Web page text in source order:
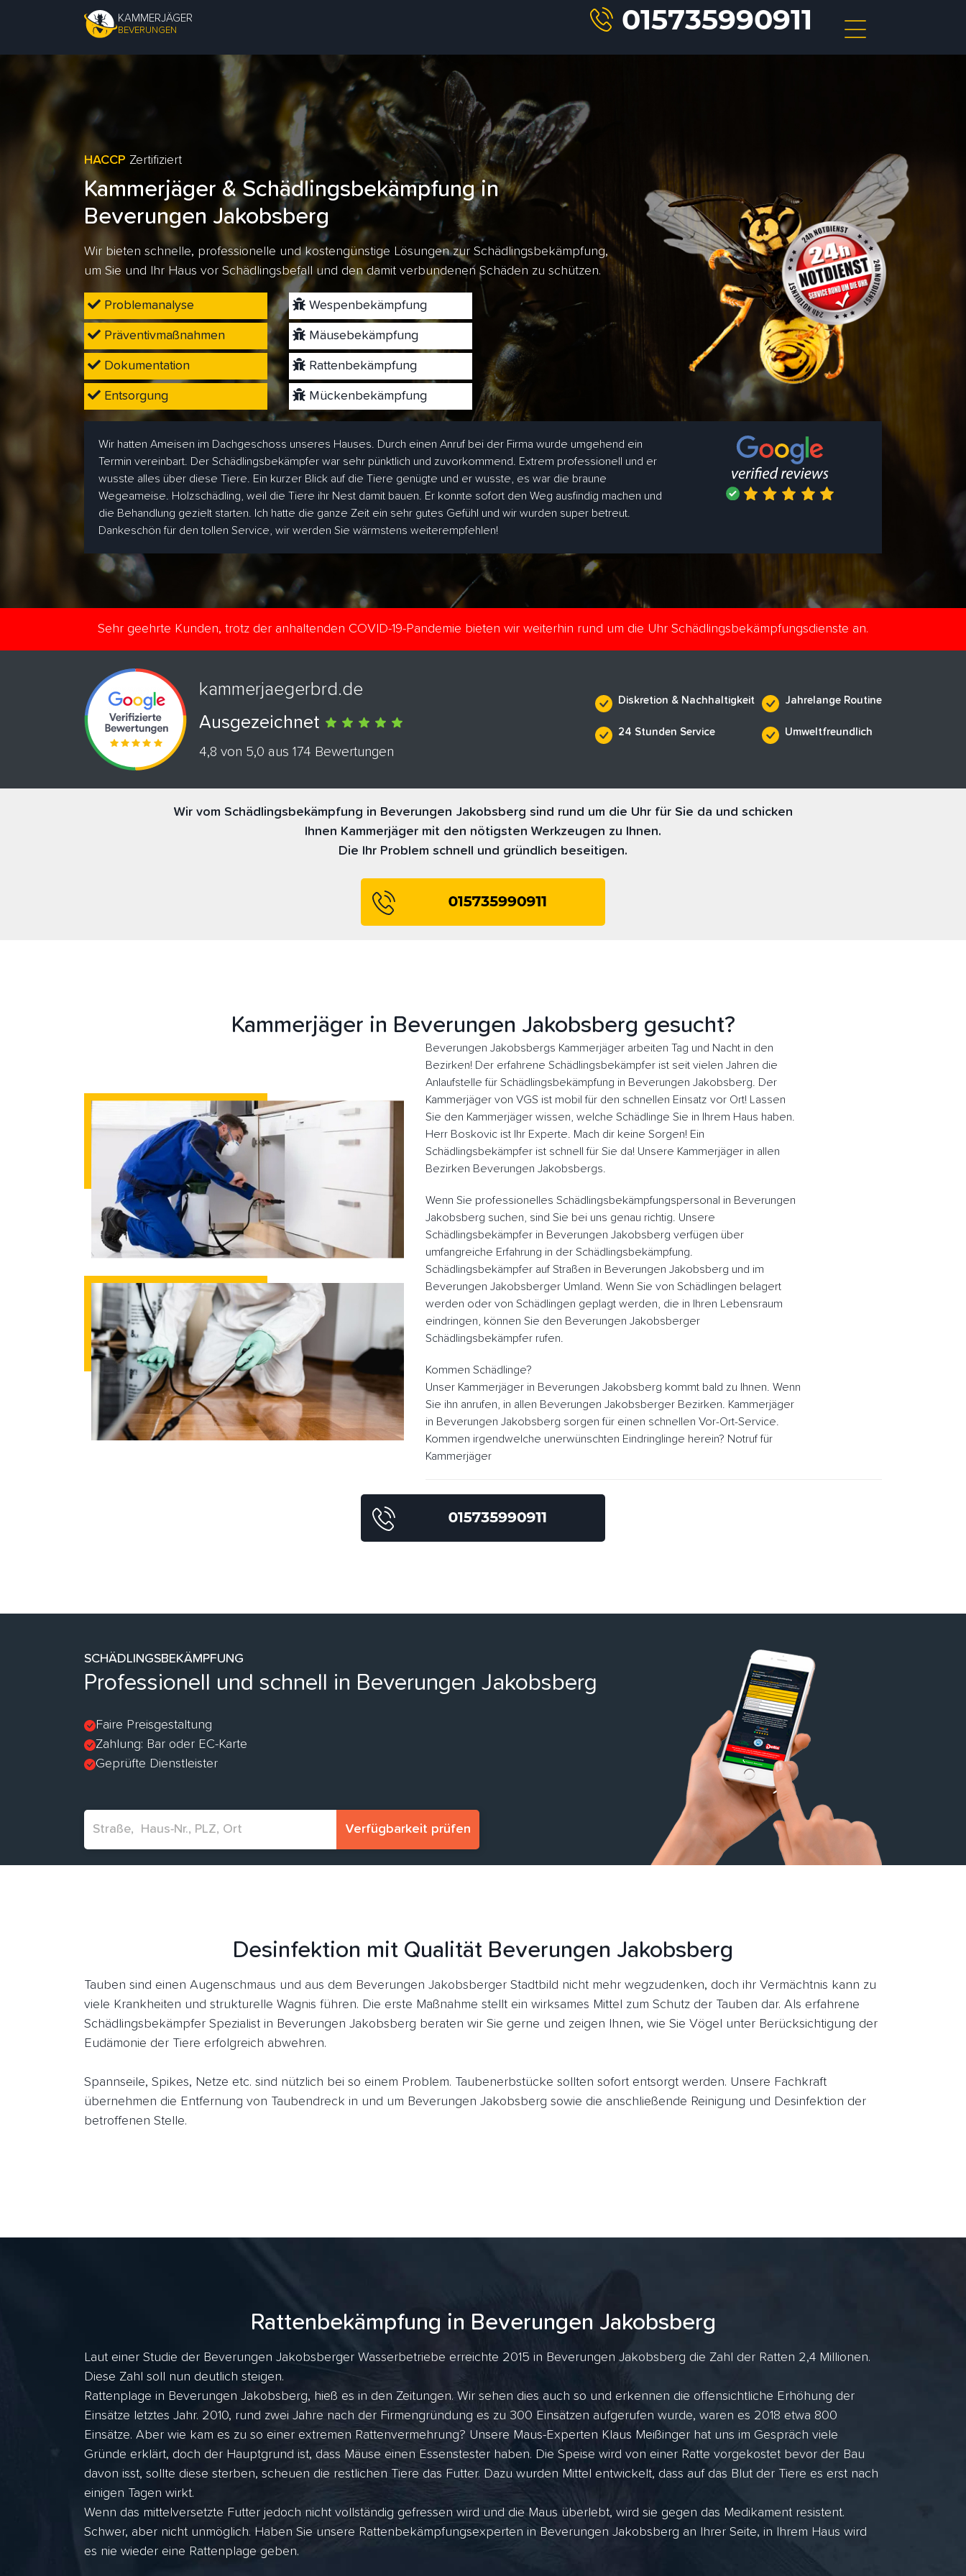
KAMMERJÄGER
BEVERUNGEN
HACCP Zertifiziert
Kammerjäger & Schädlingsbekämpfung in
Beverungen Jakobsberg
Wir bieten schnelle, professionelle und kostengünstige Lösungen zur Schädlingsbekämpfung,
um Sie und Ihr Haus vor Schädlingsbefall und den damit verbundenen Schäden zu schützen.
Problemanalyse
Präventivmaßnahmen
Dokumentation
Entsorgung
Wespenbekämpfung
Mäusebekämpfung
Rattenbekämpfung
Mückenbekämpfung
Wir hatten Ameisen im Dachgeschoss unseres Hauses. Durch einen Anruf bei der Firma wurde umgehend ein
Termin vereinbart. Der Schädlingsbekämpfer war sehr pünktlich und zuvorkommend. Extrem professionell und er
wusste alles über diese Tiere. Ein kurzer Blick auf die Tiere genügte und er wusste, es war die braune
Wegeameise. Holzschädling, weil die Tiere ihr Nest damit bauen. Er konnte sofort den Weg ausfindig machen und
die Behandlung gezielt starten. Ich hatte die ganze Zeit ein sehr gutes Gefühl und wir wurden super betreut.
Dankeschön für den tollen Service, wir werden Sie wärmstens weiterempfehlen!
Sehr geehrte Kunden, trotz der anhaltenden COVID-19-Pandemie bieten wir weiterhin rund um die Uhr Schädlingsbekämpfungsdienste an.
kammerjaegerbrd.de
Ausgezeichnet
4,8 von 5,0 aus 174 Bewertungen
Diskretion & Nachhaltigkeit
24 Stunden Service
Jahrelange Routine
Umweltfreundlich
Wir vom Schädlingsbekämpfung in Beverungen Jakobsberg sind rund um die Uhr für Sie da und schicken
Ihnen Kammerjäger mit den nötigsten Werkzeugen zu Ihnen.
Die Ihr Problem schnell und gründlich beseitigen.
Kammerjäger in Beverungen Jakobsberg gesucht?
Beverungen Jakobsbergs Kammerjäger arbeiten Tag und Nacht in den
Bezirken! Der erfahrene Schädlingsbekämpfer ist seit vielen Jahren die
Anlaufstelle für Schädlingsbekämpfung in Beverungen Jakobsberg. Der
Kammerjäger von VGS ist mobil für den schnellen Einsatz vor Ort! Lassen
Sie den Kammerjäger wissen, welche Schädlinge Sie in Ihrem Haus haben.
Herr Boskovic ist Ihr Experte. Mach dir keine Sorgen! Ein
Schädlingsbekämpfer ist schnell für Sie da! Unsere Kammerjäger in allen
Bezirken Beverungen Jakobsbergs.
Wenn Sie professionelles Schädlingsbekämpfungspersonal in Beverungen
Jakobsberg suchen, sind Sie bei uns genau richtig. Unsere
Schädlingsbekämpfer in Beverungen Jakobsberg verfügen über
umfangreiche Erfahrung in der Schädlingsbekämpfung.
Schädlingsbekämpfer auf Straßen in Beverungen Jakobsberg und im
Beverungen Jakobsberger Umland. Wenn Sie von Schädlingen belagert
werden oder von Schädlingen geplagt werden, die in Ihren Lebensraum
eindringen, können Sie den Beverungen Jakobsberger
Schädlingsbekämpfer rufen.
Kommen Schädlinge?
Unser Kammerjäger in Beverungen Jakobsberg kommt bald zu Ihnen. Wenn
Sie ihn anrufen, in allen Beverungen Jakobsberger Bezirken. Kammerjäger
in Beverungen Jakobsberg sorgen für einen schnellen Vor-Ort-Service.
Kommen irgendwelche unerwünschten Eindringlinge herein? Notruf für
Kammerjäger
SCHÄDLINGSBEKÄMPFUNG
Professionell und schnell in Beverungen Jakobsberg
Faire Preisgestaltung
Zahlung: Bar oder EC-Karte
Geprüfte Dienstleister
Verfügbarkeit prüfen
Desinfektion mit Qualität Beverungen Jakobsberg
Tauben sind einen Augenschmaus und aus dem Beverungen Jakobsberger Stadtbild nicht mehr wegzudenken, doch ihr Vermächtnis kann zu
viele Krankheiten und strukturelle Wagnis führen. Die erste Maßnahme stellt ein wirksames Mittel zum Schutz der Tauben dar. Als erfahrene
Schädlingsbekämpfer Spezialist in Beverungen Jakobsberg beraten wir Sie gerne und zeigen Ihnen, wie Sie Vögel unter Berücksichtigung der
Eudämonie der Tiere erfolgreich abwehren.
Spannseile, Spikes, Netze etc. sind nützlich bei so einem Problem. Taubenerbstücke sollten sofort entsorgt werden. Unsere Fachkraft
übernehmen die Entfernung von Taubendreck in und um Beverungen Jakobsberg sowie die anschließende Reinigung und Desinfektion der
betroffenen Stelle.
Rattenbekämpfung in Beverungen Jakobsberg
Laut einer Studie der Beverungen Jakobsberger Wasserbetriebe erreichte 2015 in Beverungen Jakobsberg die Zahl der Ratten 2,4 Millionen.
Diese Zahl soll nun deutlich steigen.
Rattenplage in Beverungen Jakobsberg, hieß es in den Zeitungen. Wir sehen dies auch so und erkennen die offensichtliche Erhöhung der
Einsätze letztes Jahr. 2010, rund zwei Jahre nach der Firmengründung es zu 300 Einsätzen aufgerufen wurde, waren es 2018 etwa 800
Einsätze. Aber wie kam es zu so einer extremen Rattenvermehrung? Unsere Maus-Experten Klaus Meißinger hat uns im Gespräch viele
Gründe erklärt, doch der Hauptgrund ist, dass Mäuse einen Essenstester haben. Die Speise wird von einer Ratte vorgekostet bevor der Bau
davon isst, sollte diese sterben, scheuen die restlichen Tiere das Futter. Dazu wurden Mittel entwickelt, dass auf das Blut der Tiere es erst nach
einigen Tagen wirkt.
Wenn das mittelversetzte Futter jedoch nicht vollständig gefressen wird und die Maus überlebt, wird sie gegen das Medikament resistent.
Schwer, aber nicht unmöglich. Haben Sie unsere Rattenbekämpfungsexperten in Beverungen Jakobsberg an Ihrer Seite, in Ihrem Haus wird
es nie wieder eine Rattenplage geben.